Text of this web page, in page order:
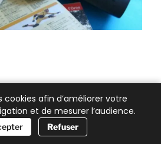
cookies afin d’améliorer votre
et de mesurer l’audience.
Refuser📞 Besoin d’aide ?